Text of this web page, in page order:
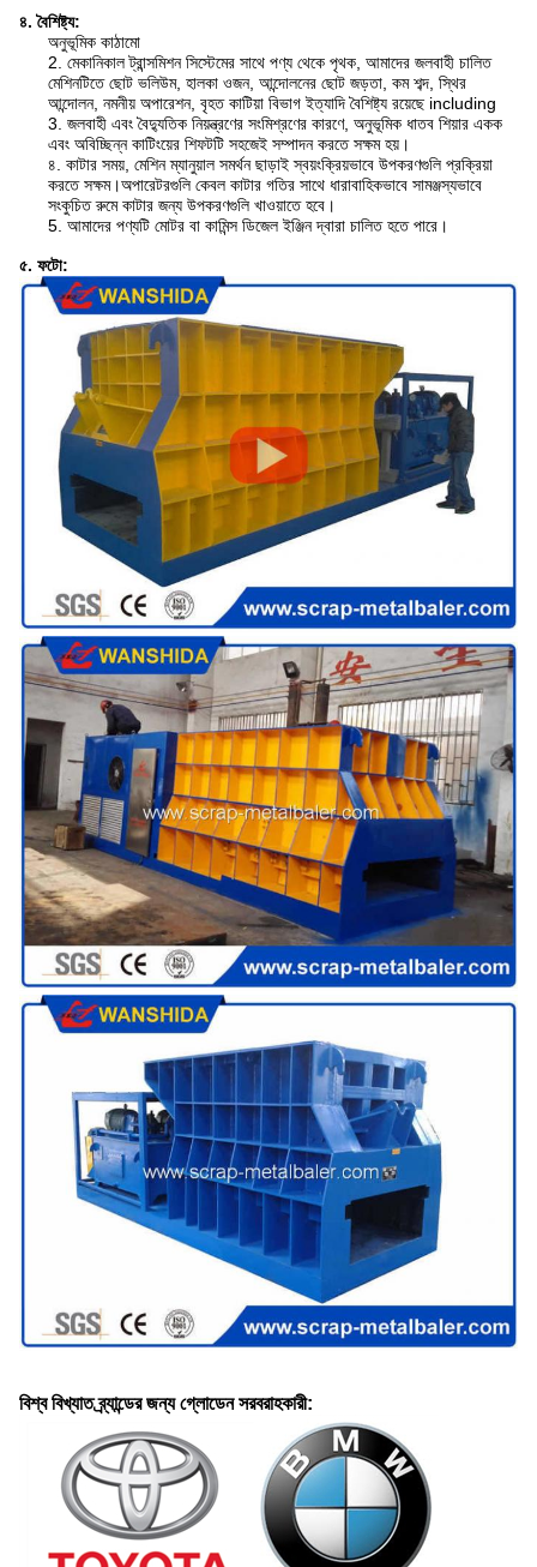
৪. বৈশিষ্ট্য:
অনুভূমিক কাঠামো
2. মেকানিকাল ট্রান্সমিশন সিস্টেমের সাথে পণ্য থেকে পৃথক, আমাদের জলবাহী চালিত
মেশিনটিতে ছোট ভলিউম, হালকা ওজন, আন্দোলনের ছোট জড়তা, কম শব্দ, স্থির
আন্দোলন, নমনীয় অপারেশন, বৃহত কাটিয়া বিভাগ ইত্যাদি বৈশিষ্ট্য রয়েছে including
3. জলবাহী এবং বৈদ্যুতিক নিয়ন্ত্রণের সংমিশ্রণের কারণে, অনুভূমিক ধাতব শিয়ার একক
এবং অবিচ্ছিন্ন কাটিংয়ের শিফটটি সহজেই সম্পাদন করতে সক্ষম হয়।
৪. কাটার সময়, মেশিন ম্যানুয়াল সমর্থন ছাড়াই স্বয়ংক্রিয়ভাবে উপকরণগুলি প্রক্রিয়া
করতে সক্ষম।অপারেটরগুলি কেবল কাটার গতির সাথে ধারাবাহিকভাবে সামঞ্জস্যভাবে
সংকুচিত রুমে কাটার জন্য উপকরণগুলি খাওয়াতে হবে।
5. আমাদের পণ্যটি মোটর বা কামিন্স ডিজেল ইঞ্জিন দ্বারা চালিত হতে পারে।
৫. ফটো:
বিশ্ব বিখ্যাত ব্র্যান্ডের জন্য গ্লোডেন সরবরাহকারী: